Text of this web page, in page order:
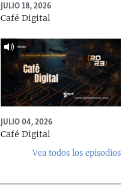
JULIO 18, 2026
Café Digital
JULIO 04, 2026
Café Digital
Vea todos los episodios